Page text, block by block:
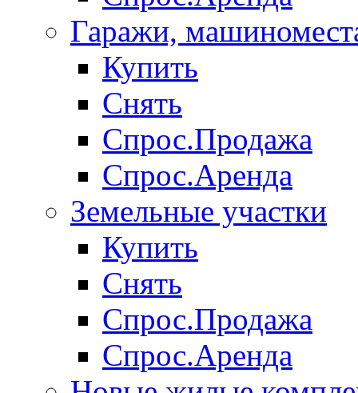
Гаражи,
Купить
Снять
Спрос.Продажа
Спрос.Аренда
Земельные участки
Купить
Снять
Спрос.Продажа
Спрос.Аренда